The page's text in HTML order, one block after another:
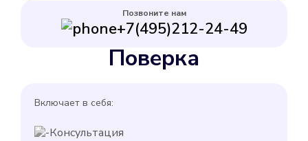
Поверка
Включает в себя:
Консультация
Позвоните нам
+7(495)212-24-49